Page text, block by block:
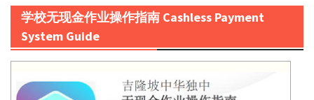
学校无现金作业操作指南 Cashless Payment
System Guide